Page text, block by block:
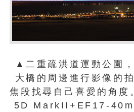
▲二重疏洪道運動公園
大橋的周邊進行影像的
焦段找尋自己喜愛的角
5D MarkII+EF17-